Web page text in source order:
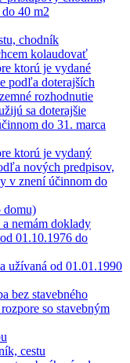
40 m2
chodník
kolaudovať
ktorú je vydané
podľa doterajších
rozhodnutie
sa doterajšie
do 31. marca
ktorú je vydaný
nových predpisov,
v znení účinnom do
domu)
nemám doklady
01.10.1976 do
užívaná od 01.01.1990
bez stavebného
so stavebným
cestu